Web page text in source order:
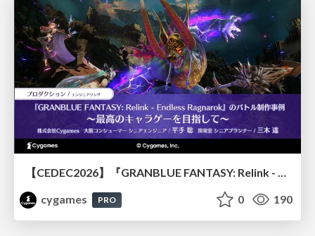
【CEDEC2026】『GRANBLUE FANTASY: Relink - Endless Ragnarok』のバトル制作事例 ～最高のキャラゲーを目指して～
cygames
PRO 0 190